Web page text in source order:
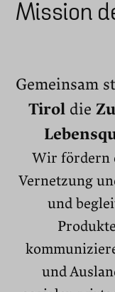
Mission
Gemeinsam
Tiroldie
Wir fördern
Vernetzung
und
und